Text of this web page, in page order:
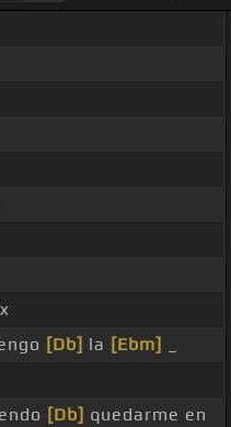
[Db] la [Ebm]
[Db] quedarme en